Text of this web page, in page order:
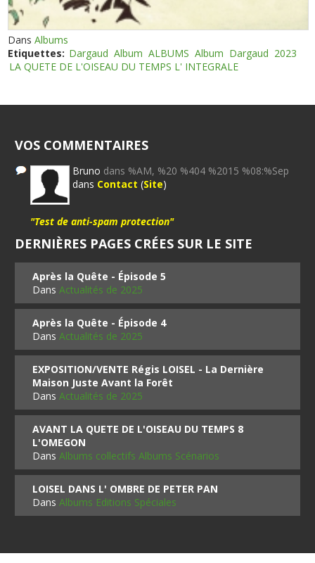
DansAlbums
Etiquettes: Dargaud Album ALBUMS Album Dargaud 2023
LA QUETE DE L'OISEAU DU TEMPS L' INTEGRALE
VOS COMMENTAIRES
Bruno dans %AM, %20 %404 %2015 %08:%Sep
dans Contact (Site)
"Test de anti-spam protection"
DERNIÈRES PAGES CRÉES SUR LE SITE
Après la Quête - Épisode 5
DansActualités de 2025
Après la Quête - Épisode 4
DansActualités de 2025
EXPOSITION/VENTE Régis LOISEL - La Dernière
Maison Juste Avant la Forêt
DansActualités de 2025
AVANT LA QUETE DE L'OISEAU DU TEMPS 8
L'OMEGON
DansAlbums collectifs Albums Scénarios
LOISEL DANS L' OMBRE DE PETER PAN
DansAlbums Editions Spéciales